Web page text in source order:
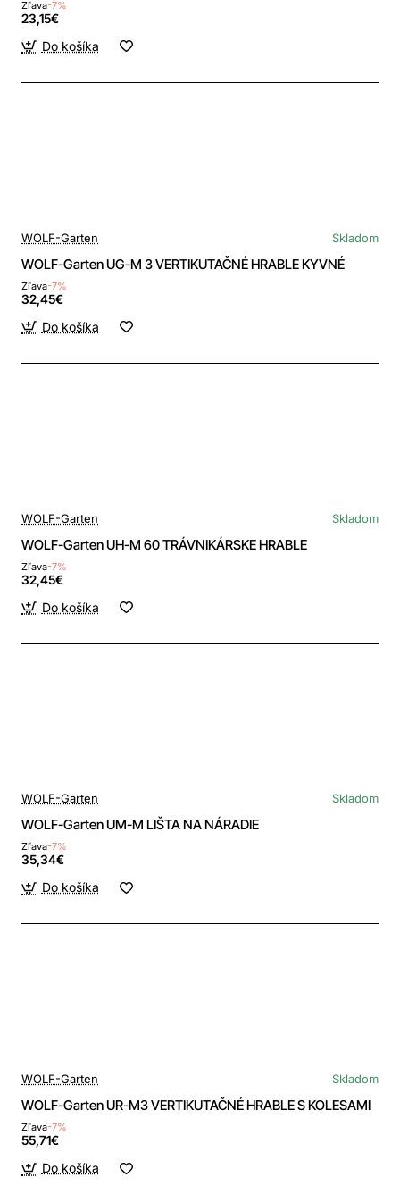
Zľava-7%
23,15€
Do košíka
WOLF-Garten Skladom
WOLF-Garten UG-M 3 VERTIKUTAČNÉ HRABLE KYVNÉ
Zľava-7%
32,45€
Do košíka
WOLF-Garten Skladom
WOLF-Garten UH-M 60 TRÁVNIKÁRSKE HRABLE
Zľava-7%
32,45€
Do košíka
WOLF-Garten Skladom
WOLF-Garten UM-M LIŠTA NA NÁRADIE
Zľava-7%
35,34€
Do košíka
WOLF-Garten Skladom
WOLF-Garten UR-M3 VERTIKUTAČNÉ HRABLE S KOLESAMI
Zľava-7%
55,71€
Do košíka